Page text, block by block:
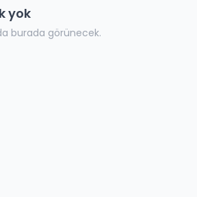
yok
burada görünecek.